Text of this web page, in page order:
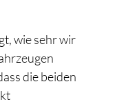
wie sehr wir
die beiden